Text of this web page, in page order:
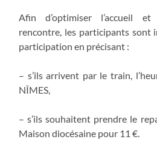
Afin d’optimiser l’accueil
rencontre, les participants sont
participation en précisant :
– s’ils arrivent par le train,
NÎMES,
– s’ils souhaitent prendre le
Maison diocésaine pour 11 €.